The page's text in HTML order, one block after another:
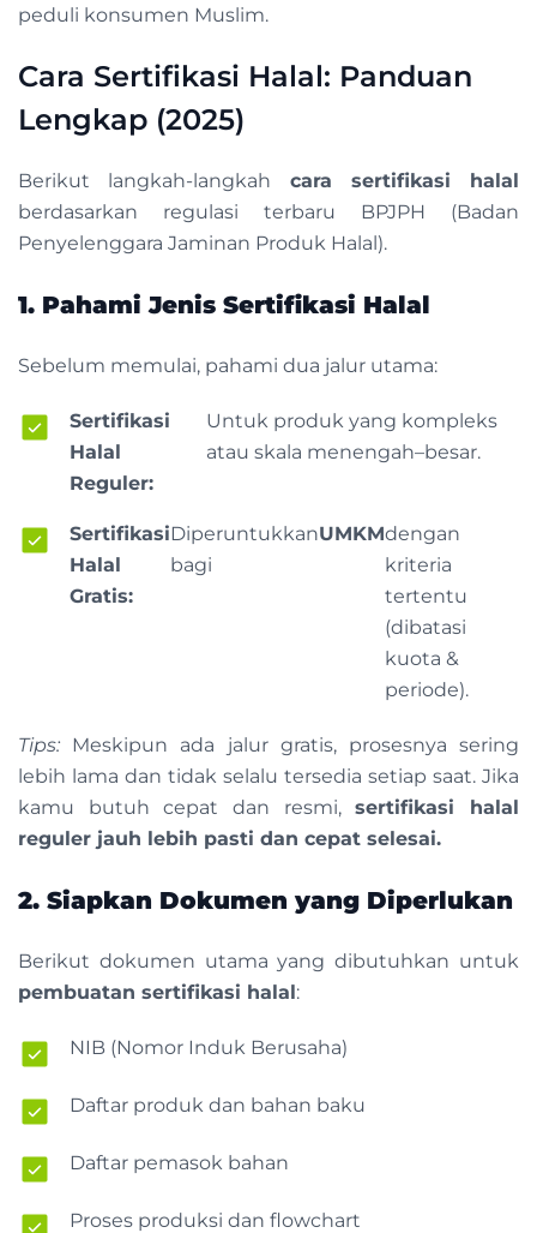
peduli konsumen Muslim.
Cara Sertifikasi Halal: Panduan
Lengkap (2025)
Berikut langkah-langkah cara sertifikasi halal
berdasarkan regulasi terbaru BPJPH (Badan
Penyelenggara Jaminan Produk Halal).
1. Pahami Jenis Sertifikasi Halal
Sebelum memulai, pahami dua jalur utama:
Sertifikasi
Halal
Reguler:
Untuk produk yang kompleks
atau skala menengah–besar.
Sertifikasi
Halal
Gratis:
Diperuntukkan
bagi
UMKMdengan
kriteria
tertentu
(dibatasi
kuota &
periode).
Tips: Meskipun ada jalur gratis, prosesnya sering
lebih lama dan tidak selalu tersedia setiap saat. Jika
kamu butuh cepat dan resmi,sertifikasi halal
reguler jauh lebih pasti dan cepat selesai.
2. Siapkan Dokumen yang Diperlukan
Berikut dokumen utama yang dibutuhkan untuk
pembuatan sertifikasi halal:
NIB (Nomor Induk Berusaha)
Daftar produk dan bahan baku
Daftar pemasok bahan
Proses produksi dan flowchart